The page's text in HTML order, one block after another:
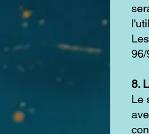
96/
8.
Le